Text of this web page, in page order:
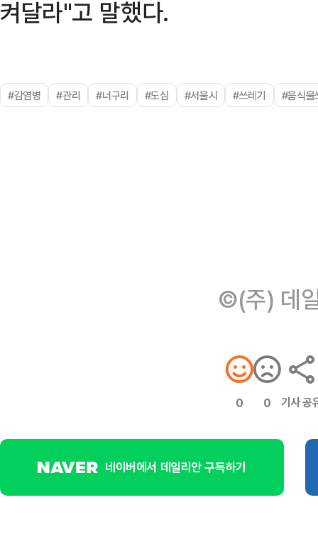
켜달라"고 말했다.
#감염병 #관리 #너구리 #도심 #서울시 #쓰레기 #음식물
©(주) 데
0 0 기사 공
네이버에서 데일리안 구독하기